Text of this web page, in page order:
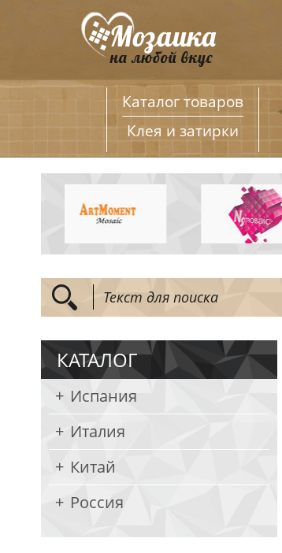
Каталог товаров
Клея и затирки
КАТАЛОГ
Испания
Италия
Китай
Россия